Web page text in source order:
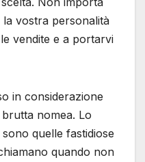
la vostra personalità
vendite e a portarvi
in considerazione
nomea. Lo
quelle fastidiose
quando non